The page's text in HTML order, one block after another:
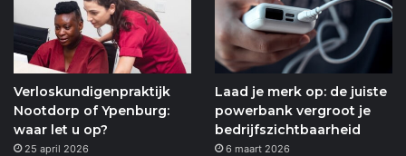
Verloskundigenpraktijk
Nootdorp of Ypenburg:
waar let u op?
25 april 2026
Laad je merk op: de juiste
powerbank vergroot je
bedrijfszichtbaarheid
6 maart 2026